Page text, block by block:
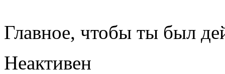
Главное, чтобы ты был
Неактивен